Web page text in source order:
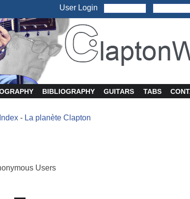
User Login
BIBLIOGRAPHY GUITARS TABS
- La planète Clapton
Users